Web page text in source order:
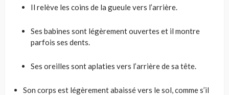
Il relève les coins de la gueule vers l’arrière.
Ses babines sont légèrement ouvertes et il montre
parfois ses dents.
Ses oreilles sont aplaties vers l’arrière de sa tête.
Son corps est légèrement abaissé vers le sol, comme s’il